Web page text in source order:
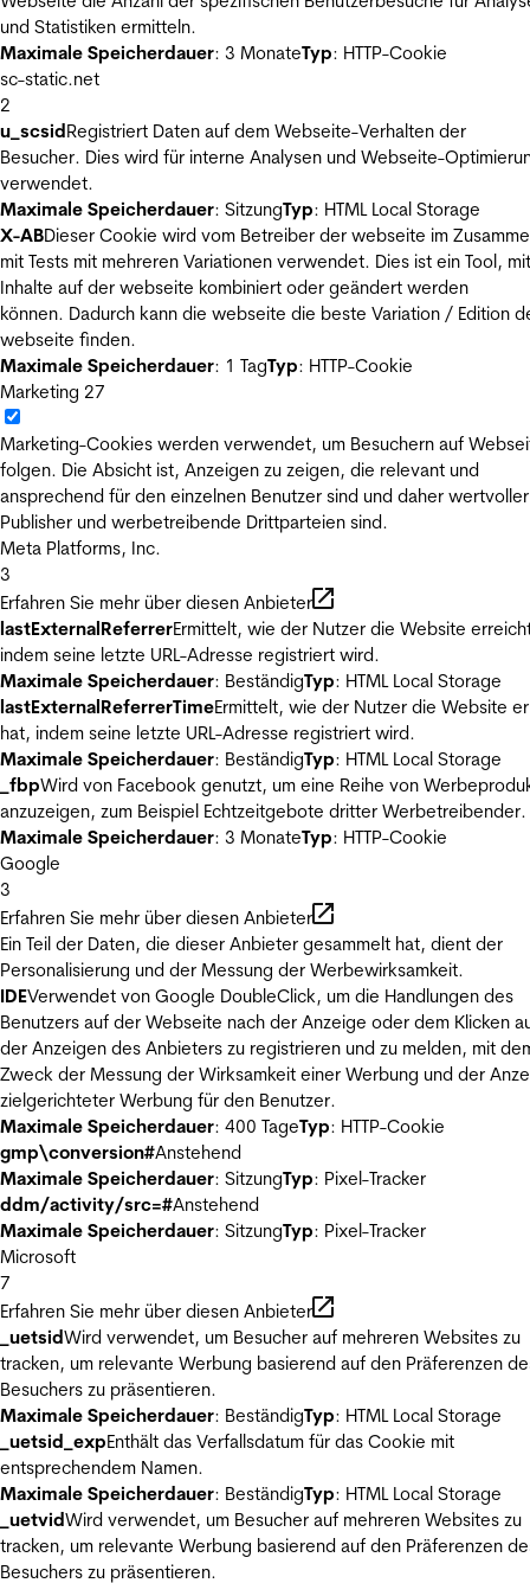
und Statistiken ermitteln.
Maximale Speicherdauer: 3 MonateTyp: HTTP-Cookie
sc-static.net
2
u_scsidRegistriert Daten auf dem Webseite-Verhalten der
Besucher. Dies wird für interne Analysen und Webseite-
verwendet.
Maximale Speicherdauer: SitzungTyp: HTML Local Storage
X-ABDieser Cookie wird vom Betreiber der webseite im
mit Tests mit mehreren Variationen verwendet. Dies ist ein Tool,
Inhalte auf der webseite kombiniert oder geändert werden
können. Dadurch kann die webseite die beste Variation / Edition
webseite finden.
Maximale Speicherdauer: 1 TagTyp: HTTP-Cookie
Marketing 27
Marketing-Cookies werden verwendet, um Besuchern auf
folgen. Die Absicht ist, Anzeigen zu zeigen, die relevant und
ansprechend für den einzelnen Benutzer sind und daher
Publisher und werbetreibende Drittparteien sind.
Meta Platforms, Inc.
3
Erfahren Sie mehr über diesen Anbieter
lastExternalReferrerErmittelt, wie der Nutzer die Website
indem seine letzte URL-Adresse registriert wird.
Maximale Speicherdauer: BeständigTyp: HTML Local Storage
lastExternalReferrerTimeErmittelt, wie der Nutzer die Website
hat, indem seine letzte URL-Adresse registriert wird.
Maximale Speicherdauer: BeständigTyp: HTML Local Storage
_fbpWird von Facebook genutzt, um eine Reihe von
anzuzeigen, zum Beispiel Echtzeitgebote dritter Werbetreibender.
Maximale Speicherdauer: 3 MonateTyp: HTTP-Cookie
Google
3
Erfahren Sie mehr über diesen Anbieter
Ein Teil der Daten, die dieser Anbieter gesammelt hat, dient der
Personalisierung und der Messung der Werbewirksamkeit.
IDEVerwendet von Google DoubleClick, um die Handlungen des
Benutzers auf der Webseite nach der Anzeige oder dem Klicken
der Anzeigen des Anbieters zu registrieren und zu melden, mit
Zweck der Messung der Wirksamkeit einer Werbung und der
zielgerichteter Werbung für den Benutzer.
Maximale Speicherdauer: 400 TageTyp: HTTP-Cookie
gmp\conversion#Anstehend
Maximale Speicherdauer: SitzungTyp: Pixel-Tracker
ddm/activity/src=#Anstehend
Maximale Speicherdauer: SitzungTyp: Pixel-Tracker
Microsoft
7
Erfahren Sie mehr über diesen Anbieter
_uetsidWird verwendet, um Besucher auf mehreren Websites zu
tracken, um relevante Werbung basierend auf den Präferenzen
Besuchers zu präsentieren.
Maximale Speicherdauer: BeständigTyp: HTML Local Storage
_uetsid_expEnthält das Verfallsdatum für das Cookie mit
entsprechendem Namen.
Maximale Speicherdauer: BeständigTyp: HTML Local Storage
_uetvidWird verwendet, um Besucher auf mehreren Websites zu
tracken, um relevante Werbung basierend auf den Präferenzen
Besuchers zu präsentieren.